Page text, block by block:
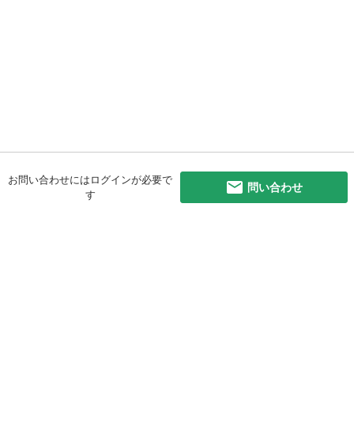
お問い合わせにはログインが必要で
す
問い合わせ